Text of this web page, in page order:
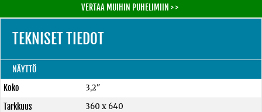
VERTAA MUIHIN PUHELIMIIN > >
TEKNISET TIEDOT
NÄYTTÖ
Koko
3,2"
Tarkkuus
360 x 640